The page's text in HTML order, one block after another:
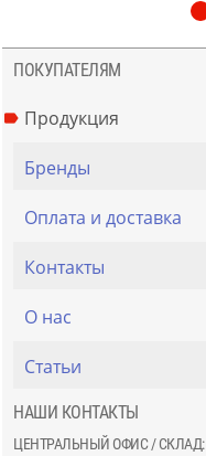
ПОКУПАТЕЛЯМ
Продукция
Бренды
Оплата и доставка
Контакты
О нас
Статьи
НАШИ КОНТАКТЫ
ЦЕНТРАЛЬНЫЙ ОФИС / СКЛАД: